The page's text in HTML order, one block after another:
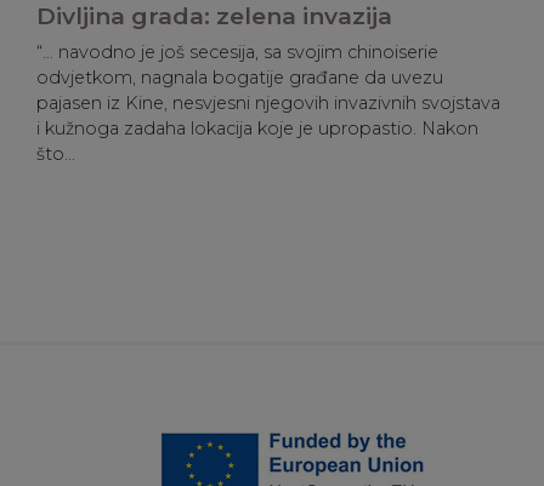
Divljina grada: zelena invazija
“… navodno je još secesija, sa svojim chinoiserie
odvjetkom, nagnala bogatije građane da uvezu
pajasen iz Kine, nesvjesni njegovih invazivnih svojstava
i kužnoga zadaha lokacija koje je upropastio. Nakon
što...